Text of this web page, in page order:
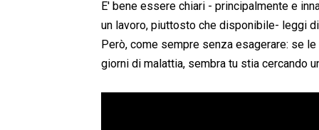
E' bene essere chiari - principalmente e
un lavoro, piuttosto che disponibile- leggi
Però, come sempre senza esagerare: se
giorni di malattia, sembra tu stia cercando